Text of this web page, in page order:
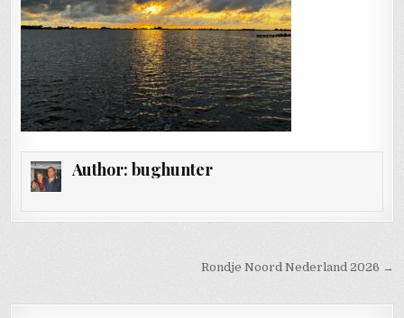
Author: bughunter
Bericht navigatieRondje Noord Nederland 2026 →